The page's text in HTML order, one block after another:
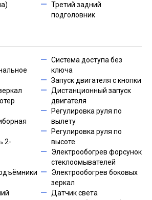
Третий задний
подголовник
2-
Система доступа без
ключа
Запуск двигателя с кнопки
Дистанционный запуск
двигателя
Регулировка руля по
вылету
Регулировка руля по
высоте
Электрообогрев форсунок
стеклоомывателей
Электрообогрев боковых
зеркал
Датчик света